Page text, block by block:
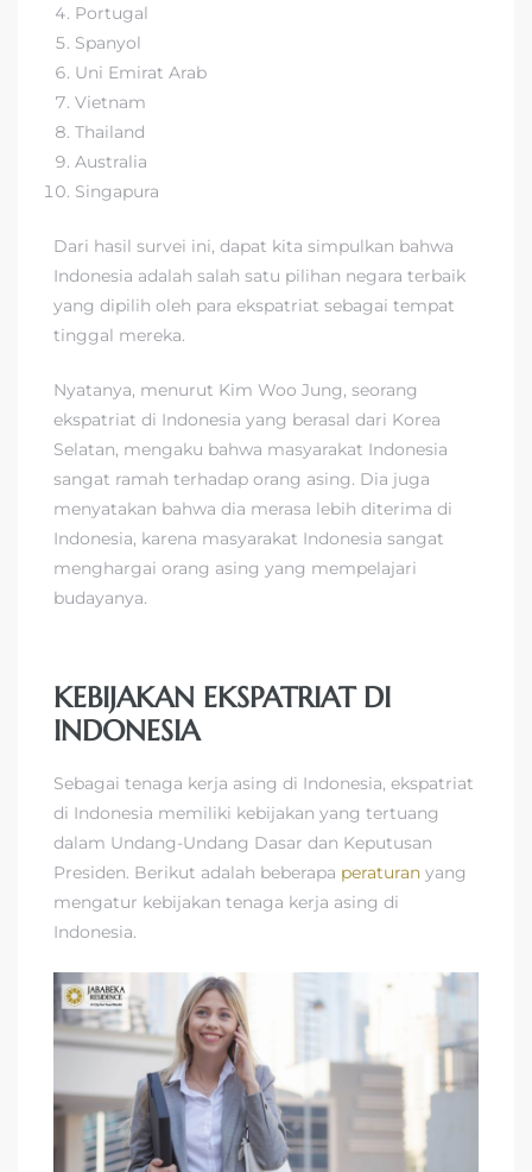
Portugal
Spanyol
Uni Emirat Arab
Vietnam
Thailand
Australia
Singapura
Dari hasil survei ini, dapat kita simpulkan bahwa
Indonesia adalah salah satu pilihan negara terbaik
yang dipilih oleh para ekspatriat sebagai tempat
tinggal mereka.
Nyatanya, menurut Kim Woo Jung, seorang
ekspatriat di Indonesia yang berasal dari Korea
Selatan, mengaku bahwa masyarakat Indonesia
sangat ramah terhadap orang asing. Dia juga
menyatakan bahwa dia merasa lebih diterima di
Indonesia, karena masyarakat Indonesia sangat
menghargai orang asing yang mempelajari
budayanya.
KEBIJAKAN EKSPATRIAT DI
INDONESIA
Sebagai tenaga kerja asing di Indonesia, ekspatriat
di Indonesia memiliki kebijakan yang tertuang
dalam Undang-Undang Dasar dan Keputusan
Presiden. Berikut adalah beberapa peraturan yang
mengatur kebijakan tenaga kerja asing di
Indonesia.